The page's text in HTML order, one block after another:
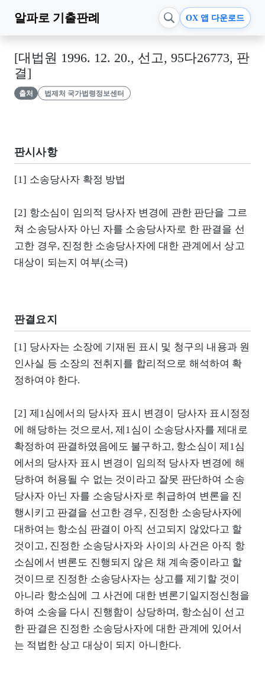
알파로 기출판례 OX 앱 다운로드
[대법원 1996. 12. 20., 선고, 95다26773, 판
결]
출처 법제처 국가법령정보센터
판시사항
[1] 소송당사자 확정 방법
[2] 항소심이 임의적 당사자 변경에 관한 판단을 그르
쳐 소송당사자 아닌 자를 소송당사자로 한 판결을 선
고한 경우, 진정한 소송당사자에 대한 관계에서 상고
대상이 되는지 여부(소극)
판결요지
[1] 당사자는 소장에 기재된 표시 및 청구의 내용과 원
인사실 등 소장의 전취지를 합리적으로 해석하여 확
정하여야 한다.
[2] 제1심에서의 당사자 표시 변경이 당사자 표시정정
에 해당하는 것으로서, 제1심이 소송당사자를 제대로
확정하여 판결하였음에도 불구하고, 항소심이 제1심
에서의 당사자 표시 변경이 임의적 당사자 변경에 해
당하여 허용될 수 없는 것이라고 잘못 판단하여 소송
당사자 아닌 자를 소송당사자로 취급하여 변론을 진
행시키고 판결을 선고한 경우, 진정한 소송당사자에
대하여는 항소심 판결이 아직 선고되지 않았다고 할
것이고, 진정한 소송당사자와 사이의 사건은 아직 항
소심에서 변론도 진행되지 않은 채 계속중이라고 할
것이므로 진정한 소송당사자는 상고를 제기할 것이
아니라 항소심에 그 사건에 대한 변론기일지정신청을
하여 소송을 다시 진행함이 상당하며, 항소심이 선고
한 판결은 진정한 소송당사자에 대한 관계에 있어서
는 적법한 상고 대상이 되지 아니한다.